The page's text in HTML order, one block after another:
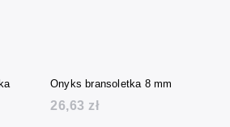
Onyks bransoletka 8 mm
26,63 zł